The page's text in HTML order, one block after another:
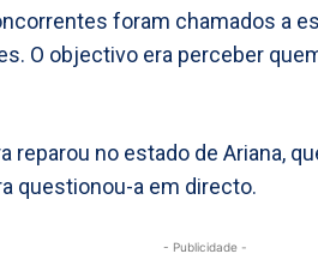
foram chamados a
O objectivo era perceber
reparou no estado de Ariana,
questionou-a em directo.
- Publicidade -